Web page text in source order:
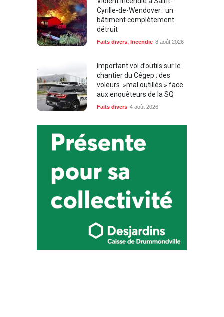
Cyrille-de-Wendover : un
bâtiment complètement
détruit
Faits divers, Incendie 8 août 2026
Important vol d’outils sur le
chantier du Cégep : des
voleurs »mal outillés » face
aux enquêteurs de la SQ
Faits divers 4 août 2026